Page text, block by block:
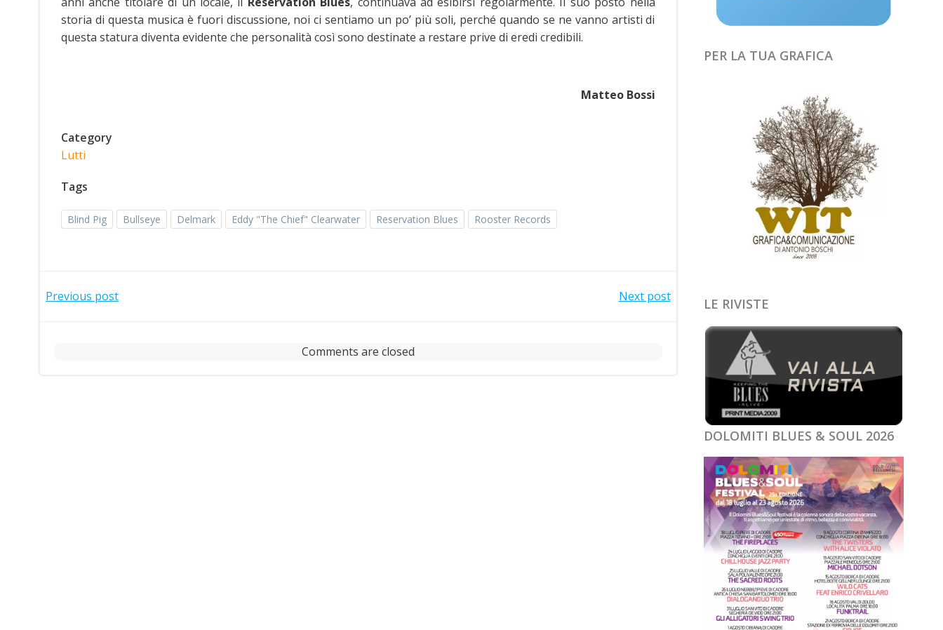
storia di questa musica è fuori discussione, noi ci sentiamo un po’ più soli, perché quando se ne vanno artisti di
questa statura diventa evidente che personalità così sono destinate a restare prive di eredi credibili.
Matteo Bossi
Category
Lutti
Tags
Blind Pig Bullseye Delmark Eddy "The Chief" Clearwater Reservation Blues Rooster Records
Post
Previous post
navigation
Next post
Comments are closed
PER LA TUA GRAFICA
LE RIVISTE
DOLOMITI BLUES & SOUL 2026